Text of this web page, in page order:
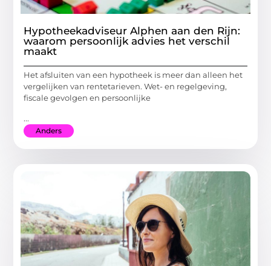
Hypotheekadviseur Alphen aan den Rijn:
waarom persoonlijk advies het verschil
maakt
Het afsluiten van een hypotheek is meer dan alleen het
vergelijken van rentetarieven. Wet- en regelgeving,
fiscale gevolgen en persoonlijke
...
Anders